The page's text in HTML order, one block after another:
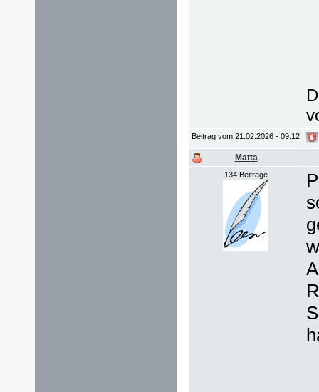
Beitrag vom 21.02.2026 - 09:12
Matta
134 Beiträge